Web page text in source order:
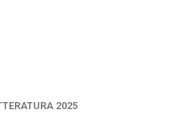
2025